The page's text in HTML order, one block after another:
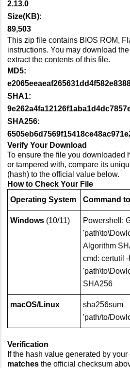
2.13.0
Size(KB):
89,503
This zip file contains BIOS ROM,
instructions. You may download
extract the contents of this file.
MD5:
SHA1:
SHA256:
Verify Your Download
To ensure the file you downloaded
or tampered with, compare its
(hash) to the official value below.
How to Check Your File
Operating System
Command
Windows (10/11)
Powershell:
Algorithm
cmd: certutil
SHA256
macOS/Linux
sha256sum
'path/to/
Verification
If the hash value generated by your
matches the official checksum